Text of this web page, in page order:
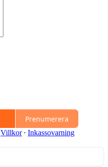
Prenumerera
Villkor∙ Inkassovarning